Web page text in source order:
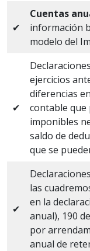
✔
Cuentas
información
modelo del
✔
ejercicios
diferencias
contable que
imponibles
saldo de
que se
✔
las
en la
anual), 190
por
anual de